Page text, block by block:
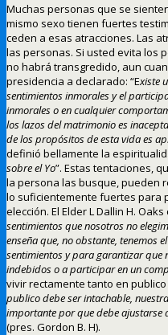
Muchas personas que se
mismo sexo tienen fuertes
ceden a esas atracciones. Las
las personas. Si usted evita los
no habrá transgredido, aun
presidencia a declarado: “Existe
sentimientos inmorales y el
inmorales o en cualquier
los lazos del matrimonio es
de los propósitos de esta vida es
definió bellamente la
sobre el Yo”. Estas tentaciones,
la persona las busque, pueden
lo suficientemente fuertes para
elección. El Elder L Dallin H. Oaks
sentimientos que nosotros no
enseña que, no obstante, tenemos
sentimientos y para garantizar que
indebidos o a participar en un
vivir rectamente tanto en
publico debe ser intachable,
importante por que debe ajustarse
(pres. Gordon B. H).